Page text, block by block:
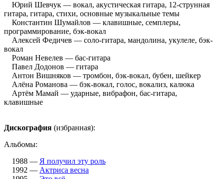
Юрий Шевчук — вокал, акустическая гитара, 12-струнная
гитара, гитара, стихи, основные музыкальные темы
Константин Шумайлов — клавишные, семплеры,
программирование, бэк-вокал
Алексей Федичев — соло-гитара, мандолина, укулеле, бэк-
вокал
Роман Невелев — бас-гитара
Павел Додонов — гитара
Антон Вишняков — тромбон, бэк-вокал, бубен, шейкер
Алёна Романова — бэк-вокал, голос, вокализ, калюка
Артём Мамай — ударные, вибрафон, бас-гитара,
клавишные
Дискография (избранная):
Альбомы:
1988 — Я получил эту роль
1992 — Актриса весна